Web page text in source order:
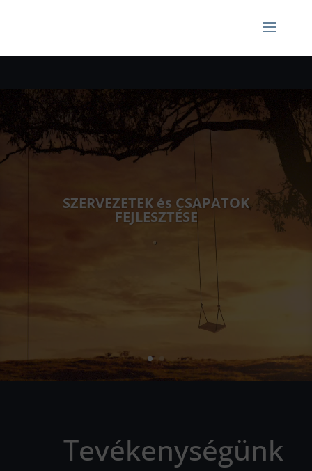
SZERVEZETEK és CSAPATOK
FEJLESZTÉSE
Videólejátszó
Tevékenységünk